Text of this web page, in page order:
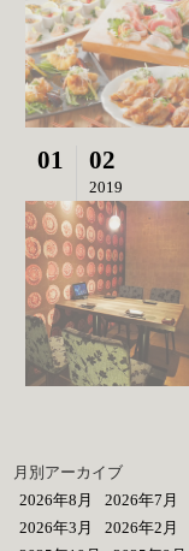
01 02
2019
月別アーカイブ
2026年8月
2026年7月
2026年3月
2026年2月